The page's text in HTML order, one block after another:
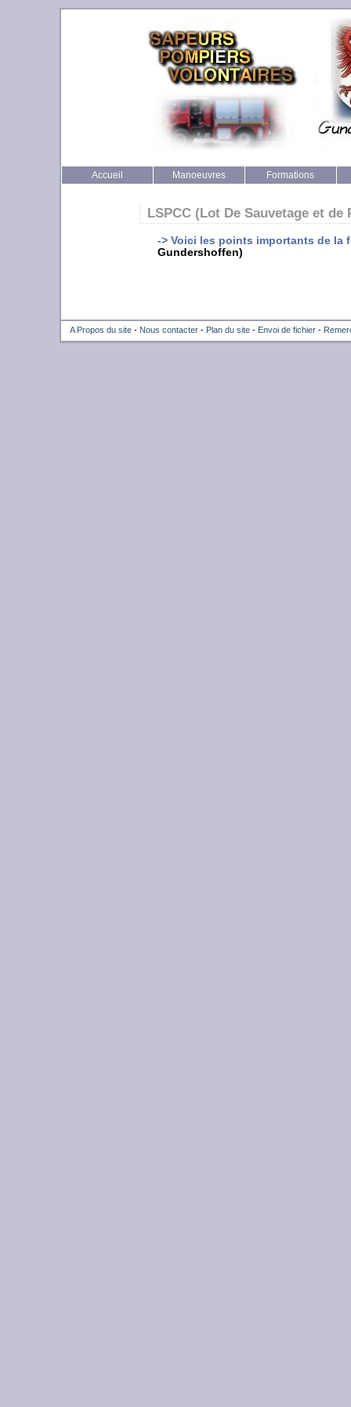
Accueil Manoeuvres Formations
LSPCC (Lot De Sauvetage et
-> Voici les points importants de la
Gundershoffen)
A Propos du site- Nous contacter- Plan du site- Envoi de fichier-